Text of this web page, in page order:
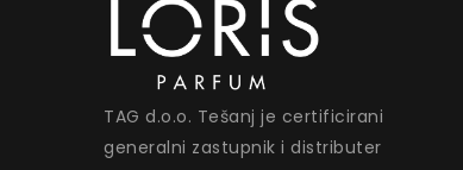
TAG d.o.o. Tešanj je certificirani
generalni zastupnik i distributer